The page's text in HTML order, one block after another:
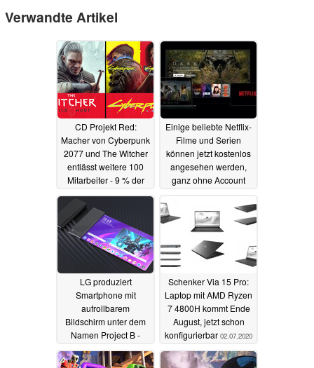
Verwandte Artikel
CD Projekt Red:
Macher von Cyberpunk
2077 und The Witcher
entlässt weitere 100
Mitarbeiter - 9 % der
27.07.2023
Einige beliebte Netflix-
Filme und Serien
können jetzt kostenlos
angesehen werden,
ganz ohne Account
LG produziert
Smartphone mit
aufrollbarem
Bildschirm unter dem
Namen Project B -
erscheinen02.07.2020
Schenker Via 15 Pro:
Laptop mit AMD Ryzen
7 4800H kommt Ende
August, jetzt schon
konfigurierbar 02.07.2020